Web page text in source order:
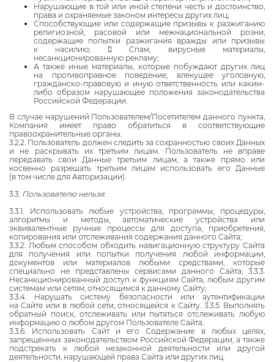
Нарушающие в той или иной степени честь и достоинство,
права и охраняемые законом интересы других лиц;
Способствующие или содержащие призывы к разжиганию
религиозной, расовой или межнациональной розни,
содержащие попытки разжигания вражды или призывы
к насилию;  Спам, вирусные материалы,
несанкционированную рекламу;
А также иные материалы, которые побуждают других лиц
на противоправное поведение, влекущее уголовную,
гражданско-правовую и иную ответственность или каким-
либо образом нарушающее положения законодательства
Российской Федерации.
В случае нарушений Пользователем/Посетителем данного пункта,
Компания имеет право обратиться в соответствующие
правоохранительные органы.
3.2.2. Пользователь должен следить за сохранностью своих Данных
и не раскрывать их третьим лицам. Пользователь не вправе
передавать свои Данные третьим лицам, а также прямо или
косвенно разрешать третьим лицам использовать его Данные
(в том числе для Авторизации).
3.3. Пользователю нельзя:
3.3.1. Использовать любые устройства, программы, процедуры,
алгоритмы и методы, автоматические устройства или
эквивалентные ручные процессы для доступа, приобретения,
копирования или отслеживания содержания данного Сайта;
3.3.2. Любым способом обходить навигационную структуру Сайта
для получения или попытки получения любой информации,
документов или материалов любыми средствами, которые
специально не представлены сервисами данного Сайта; 3.3.3.
Несанкционированный доступ к функциям Сайта, любым другим
системам или сетям, относящимся к данному Сайту;
3.3.4. Нарушать систему безопасности или аутентификации
на Сайте или в любой сети, относящейся к Сайту. 3.3.5. Выполнять
обратный поиск, отслеживать или пытаться отслеживать любую
информацию о любом другом Пользователе Сайта.
3.3.6. Использовать Сайт и его Содержание в любых целях,
запрещенных законодательством Российской Федерации, а также
подстрекать к любой незаконной деятельности или другой
деятельности, нарушающей права Сайта или других лиц.